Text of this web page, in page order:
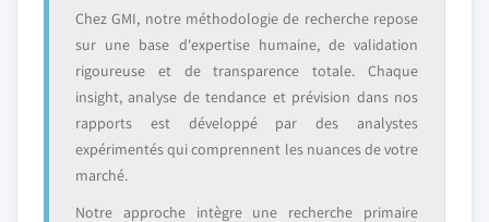
Chez GMI, notre méthodologie de recherche repose
sur une base d'expertise humaine, de validation
rigoureuse et de transparence totale. Chaque
insight, analyse de tendance et prévision dans nos
rapports est développé par des analystes
expérimentés qui comprennent les nuances de votre
marché.
Notre approche intègre une recherche primaire